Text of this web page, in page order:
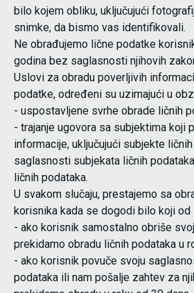
bilo kojem obliku, uključujući
snimke, da bismo vas identifikovali.
Ne obrađujemo lične podatke
godina bez saglasnosti njihovih
Uslovi za obradu poverljivih
podatke, određeni su uzimajući u
- uspostavljene svrhe obrade ličnih
- trajanje ugovora sa subjektima koji
informacije, uključujući subjekte
saglasnosti subjekata ličnih
ličnih podataka.
U svakom slučaju, prestajemo sa
korisnika kada se dogodi bilo koji od
- ako korisnik samostalno obriše
prekidamo obradu ličnih podataka u
- ako korisnik povuče svoju
podataka ili nam pošalje zahtev za